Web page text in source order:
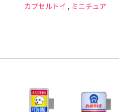
カプセルトイ , ミニチュア